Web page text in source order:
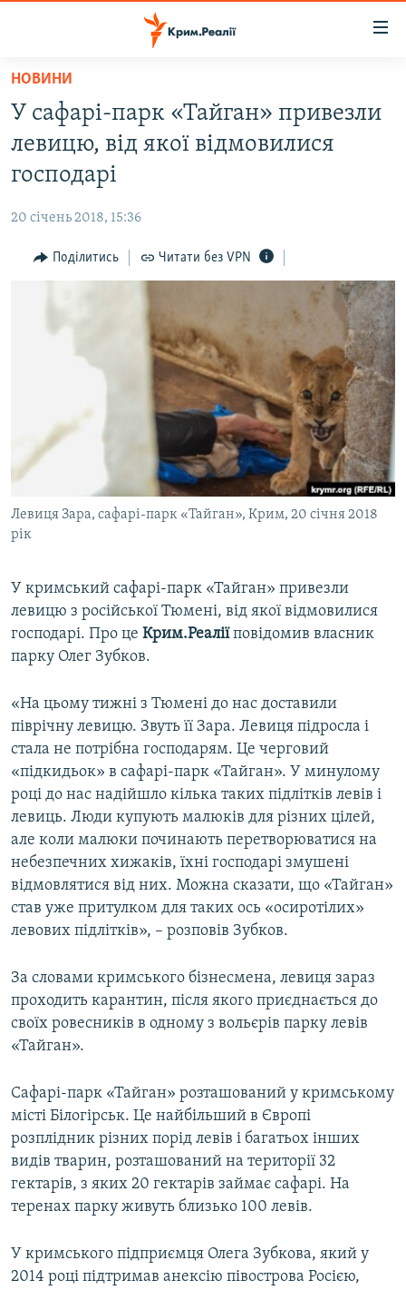
Перейти
основного
матеріалу
до
основної
Перейти
НОВИНИ
ВОДА.КРИМ
ВІДЕО ТА ФОТО
БЛОГИ
ПОГЛЯД
ВСЕ ЗА ДЕНЬ
СПЕЦПРОЕКТИ
ВІДЕОУРОКИ «ELIFBE»
СВІДЧЕННЯ ОКУПАЦІЇ
УКРАЇНСЬКА ПРОБЛЕМА КРИМУ
ІНФОГРАФІКА
ЯК ОБІЙТИ БЛОКУВАННЯ
Русский
Qırımtatar
ДОЛУЧАЙСЯ!
Усі сайти RFE/RL
НОВИНИ
У сафарі-парк «Тайган» привезли
левицю, від якої відмовилися
господарі
20 січень 2018, 15:36
Поділитись Читати без VPN
Левиця Зара, сафарі-парк «Тайган», Крим, 20 січня 2018
рік
У кримський сафарі-парк «Тайган» привезли
левицю з російської Тюмені, від якої відмовилися
господарі. Про це Крим.Реаліїповідомив власник
парку Олег Зубков.
«На цьому тижні з Тюмені до нас доставили
піврічну левицю. Звуть її Зара. Левиця підросла і
стала не потрібна господарям. Це черговий
«підкидьок» в сафарі-парк «Тайган». У минулому
році до нас надійшло кілька таких підлітків левів і
левиць. Люди купують малюків для різних цілей,
але коли малюки починають перетворюватися на
небезпечних хижаків, їхні господарі змушені
відмовлятися від них. Можна сказати, що «Тайган»
став уже притулком для таких ось «осиротілих»
левових підлітків», – розповів Зубков.
За словами кримського бізнесмена, левиця зараз
проходить карантин, після якого приєднається до
своїх ровесників в одному з вольєрів парку левів
«Тайган».
Сафарі-парк «Тайган» розташований у кримському
місті Білогірськ. Це найбільший в Європі
розплідник різних порід левів і багатьох інших
видів тварин, розташований на території 32
гектарів, з яких 20 гектарів займає сафарі. На
теренах парку живуть близько 100 левів.
У кримського підприємця Олега Зубкова, який у
2014 році підтримав анексію півострова Росією,